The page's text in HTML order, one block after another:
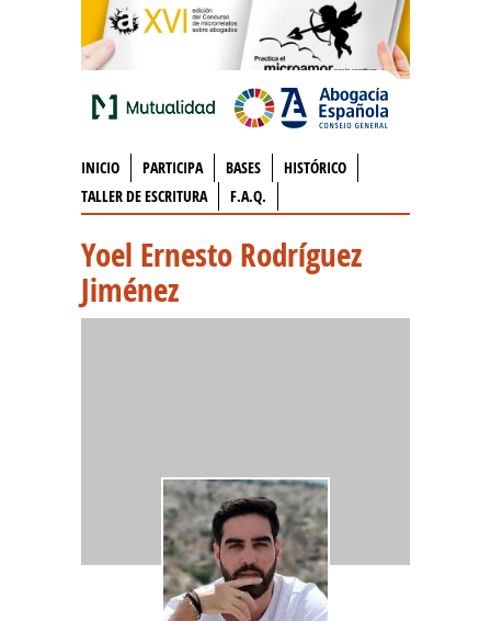
INICIO PARTICIPA BASES
HISTÓRICO
TALLER DE ESCRITURA
F.A.Q.
Yoel Ernesto Rodríguez
Jiménez